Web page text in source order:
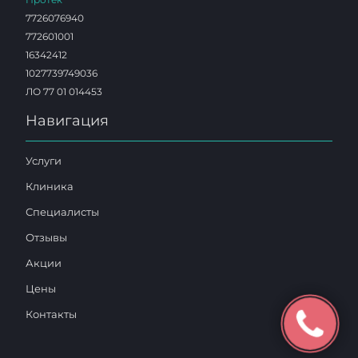
7726076940
772601001
16342412
1027739749036
ЛО 77 01 014453
Навигация
Услуги
Клиника
Специалисты
Отзывы
Акции
Цены
Контакты